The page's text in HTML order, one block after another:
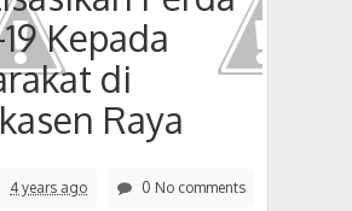
Kepada
di
Raya
4 years ago 0 No comments